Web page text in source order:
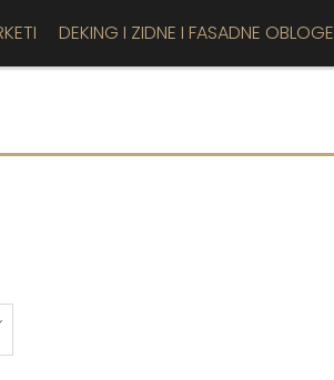
DEKING I ZIDNE I FASADNE OBLOGE